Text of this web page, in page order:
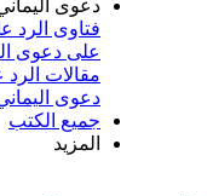
دعوى
فتاوى الرد
على دعوى
مقالات
دعوى
جميع الكتب
المزيد